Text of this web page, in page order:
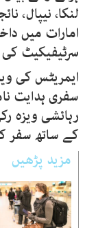
لنکا، نیپال،
امارات میں
سرٹیفیکیٹ
ایمریٹس کی
سفری ہدایت
رہائشی ویزہ
کے ساتھ سفر
مزید پڑھیں